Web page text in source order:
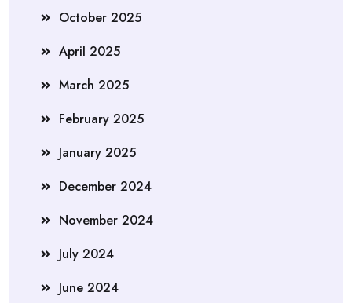
October 2025
April 2025
March 2025
February 2025
January 2025
December 2024
November 2024
July 2024
June 2024